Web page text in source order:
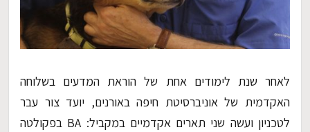
לאחר שנת לימודים אחת של הוראת המדעים בשלוחה
האקדמית של אוניברסיטת חיפה באורנים, יועד צור עבר
לטכניון ועשה שני תארים אקדמיים במקביל: BA בפקולטה